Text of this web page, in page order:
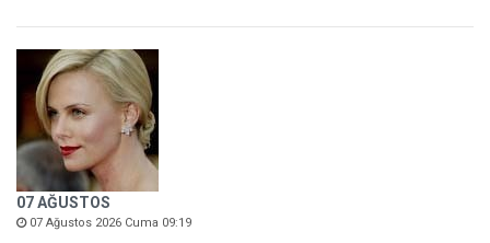
07 AĞUSTOS
07 Ağustos 2026 Cuma 09:19